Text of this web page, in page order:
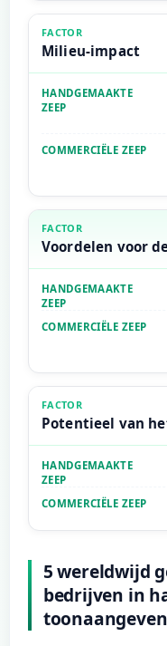
Milieu-impact
Voordelen voor
Potentieel van
5 wereldwijd
bedrijven in